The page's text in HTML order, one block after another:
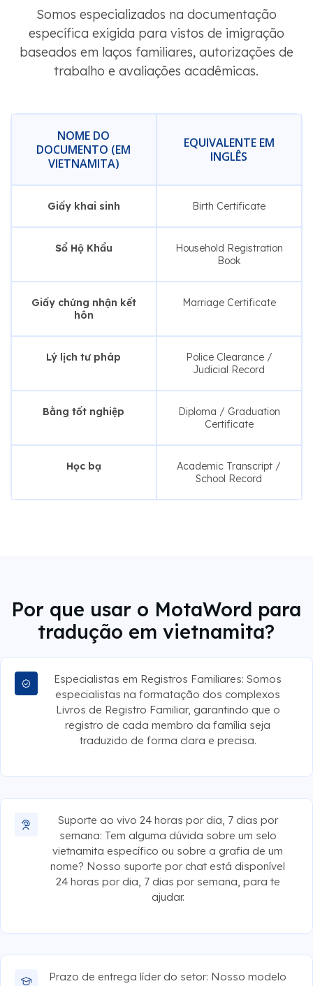
Somos especializados na documentação
específica exigida para vistos de imigração
baseados em laços familiares, autorizações de
trabalho e avaliações acadêmicas.
NOME DO
DOCUMENTO (EM
VIETNAMITA)
EQUIVALENTE EM
INGLÊS
Giấy khai sinh Birth Certificate
Sổ Hộ Khẩu
Household Registration
Book
Giấy chứng nhận kết
hôn
Marriage Certificate
Lý lịch tư pháp
Police Clearance /
Judicial Record
Bằng tốt nghiệp
Diploma / Graduation
Certificate
Học bạ
Academic Transcript /
School Record
Por que usar o MotaWord para
tradução em vietnamita?
Especialistas em Registros Familiares: Somos
especialistas na formatação dos complexos
Livros de Registro Familiar, garantindo que o
registro de cada membro da família seja
traduzido de forma clara e precisa.
Suporte ao vivo 24 horas por dia, 7 dias por
semana: Tem alguma dúvida sobre um selo
vietnamita específico ou sobre a grafia de um
nome? Nosso suporte por chat está disponível
24 horas por dia, 7 dias por semana, para te
ajudar.
Prazo de entrega líder do setor: Nosso modelo